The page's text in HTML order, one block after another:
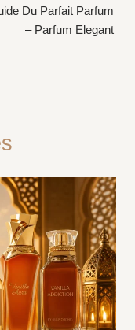
Du Parfait Parfum
– Parfum Elegant